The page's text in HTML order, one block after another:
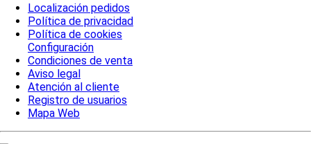
Localización pedidos
Política de privacidad
Política de cookies
Configuración
Condiciones de venta
Aviso legal
Atención al cliente
Registro de usuarios
Mapa Web